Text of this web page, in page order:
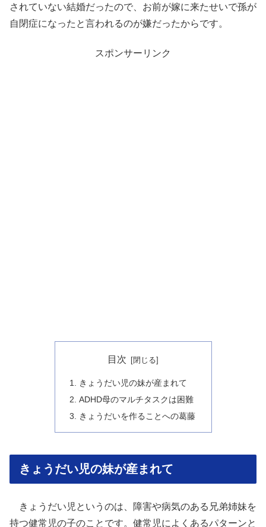
されていない結婚だったので、お前が嫁に来たせいで孫が
自閉症になったと言われるのが嫌だったからです。
スポンサーリンク
目次
きょうだい児の妹が産まれて
ADHD母のマルチタスクは困難
きょうだいを作ることへの葛藤
きょうだい児の妹が産まれて
きょうだい児というのは、障害や病気のある兄弟姉妹を
持つ健常児の子のことです。健常児によくあるパターンと